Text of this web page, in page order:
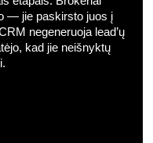
— jie paskirsto juos į
negeneruoja lead’ų
kad jie neišnyktų